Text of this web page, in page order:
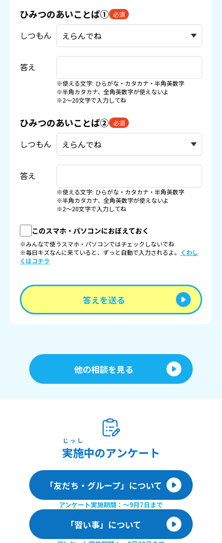
ひみつのあいことば① 必須
しつもん
答え
※使える文字: ひらがな・カタカナ・半角英数字
※半角カタカナ、全角英数字が使えないよ
※2〜20文字で入力してね
ひみつのあいことば② 必須
しつもん
答え
※使える文字: ひらがな・カタカナ・半角英数字
※半角カタカナ、全角英数字が使えないよ
※2〜20文字で入力してね
このスマホ・パソコンにおぼえておく
※みんなで使うスマホ・パソコンではチェックしないでね
※毎日キズなんに来ていると、ずっと自動で入力されるよ。 くわし
くはコチラ
答えを送る
他の相談を見る
実施
じっし
中のアンケート
「友だち・グループ」について
アンケート実施期間：〜9月7日まで
「習い事」について